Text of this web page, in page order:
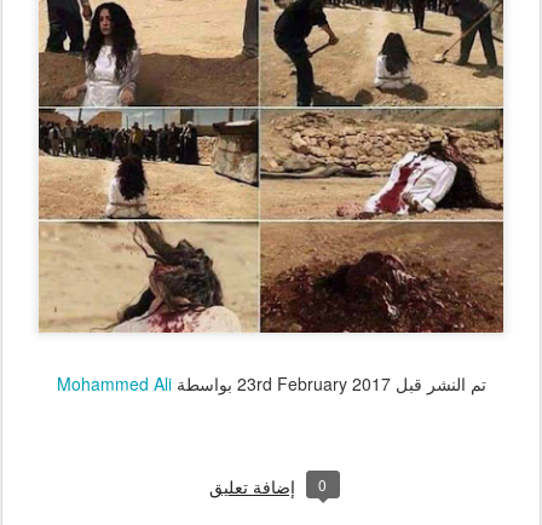
تم النشر قبل23rd February 2017 بواسطةMohammed Ali
0 إضافة تعليق